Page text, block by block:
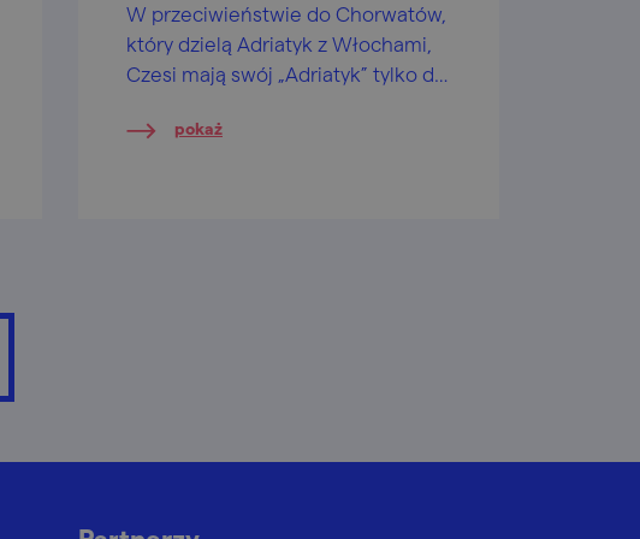
W przeciwieństwie do Chorwatów,
który dzielą Adriatyk z Włochami,
Czesi mają swój „Adriatyk” tylko dla
Zalew Vranovski, aby przekonać
pokaż